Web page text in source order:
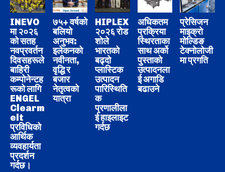
INEVO
मा २०२६
को सतह
नवप्रवर्तन
दिवसहरूले
बाहिरी
कम्पोनेन्टह
रूको लागि
ENGEL
Clearm
elt
प्रविधिको
आर्थिक
व्यवहार्यता
प्रदर्शन
गर्दछ।
७५+ वर्षको
बलियो
अनुभव:
इलेकनको
नवीनता,
वृद्धि र
बजार
नेतृत्वको
यात्रा
HIPLEX
२०२६ रोड
शोले
भारतको
बढ्दो
प्लास्टिक
उत्पादन
पारिस्थिति
क
प्रणालीला
ई हाइलाइट
गर्दछ
अधिकतम
प्रक्रिया
स्थिरताका
साथ अर्को
पुस्ताको
उत्पादनला
ई अगाडि
बढाउने
प्रेसिजन
माइक्रो
मोल्डिङ
टेक्नोलोजी
मा प्रगति